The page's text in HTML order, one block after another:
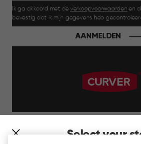
Select your
Ik ga akkoord met de verkoopvoorwaarden en
bevestig dat ik mijn gegevens heb
AANMELDEN